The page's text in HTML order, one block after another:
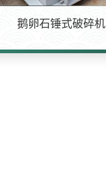
鹅卵石锤式破碎机